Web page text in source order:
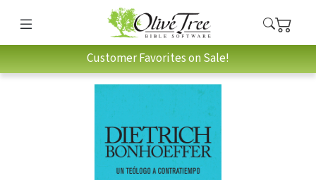
Customer Favorites on Sale!